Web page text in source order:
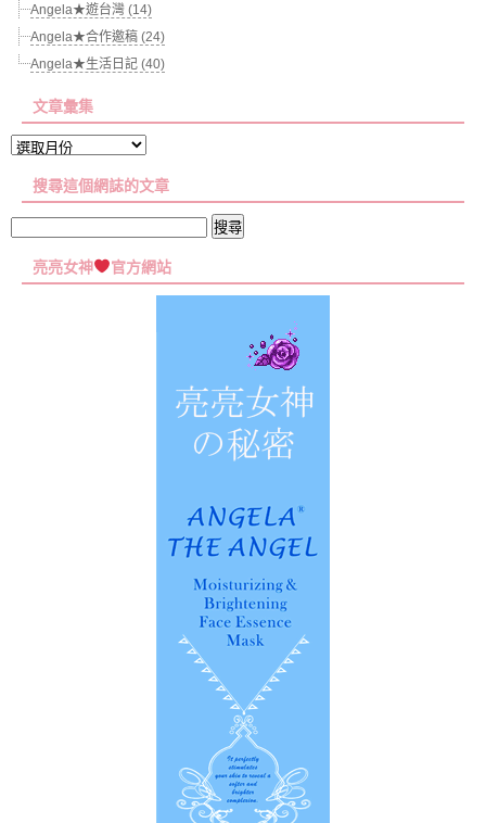
Angela★遊台灣 (14)
Angela★合作邀稿 (24)
Angela★生活日記 (40)
文章彙集
文
彙
搜尋這個網誌的文章
關
亮亮女神 官方網站